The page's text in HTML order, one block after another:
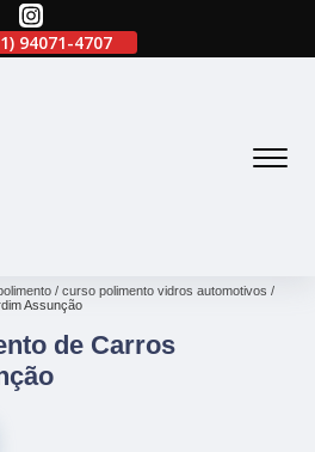
94071-4707 (11)
curso polimento vidros automotivos
Assunção
de Carros